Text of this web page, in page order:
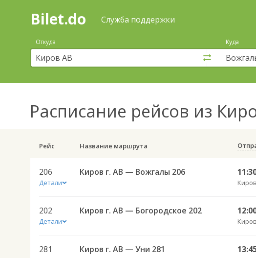
Поиск
покупка
билетов
автобус
онлайн
Bilet.do Служба поддержки
Откуда Куда
Расписание рейсов из
Рейс Название маршрута
206
Детали
Киров г. АВ — Вожгалы 206
202
Детали
Киров г. АВ — Богородское 202
281 Киров г. АВ — Уни 281